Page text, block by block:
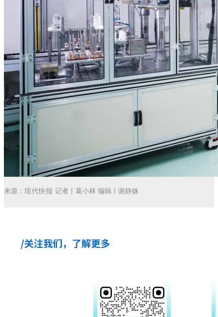
来源： 现代快报 记者丨葛小林 编辑丨谢静姝